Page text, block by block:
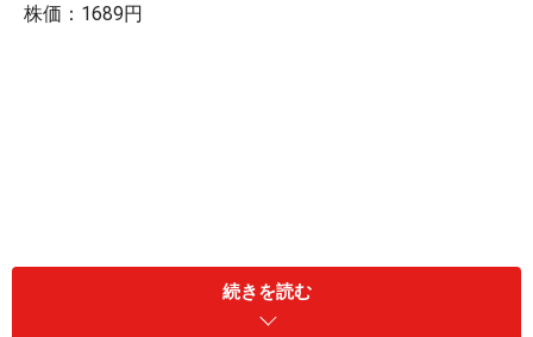
株価：1689円
続きを読む